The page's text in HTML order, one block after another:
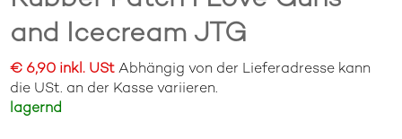
and Icecream JTG
€ 6,90 inkl. UStAbhängig von der Lieferadresse kann
die USt. an der Kasse variieren.
lagernd